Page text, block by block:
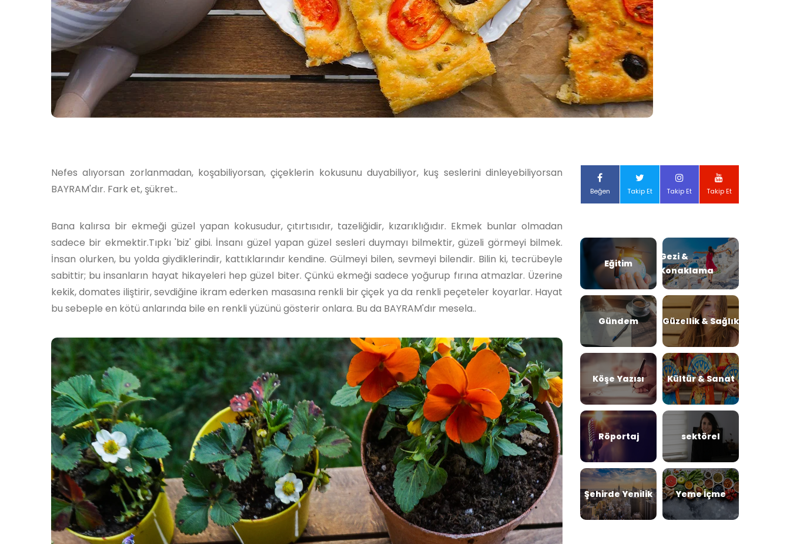
Nefes alıyorsan zorlanmadan, koşabiliyorsan, çiçeklerin kokusunu duyabiliyor, kuş seslerini dinleyebiliyorsan
BAYRAM'dır. Fark et, şükret..
Bana kalırsa bir ekmeği güzel yapan kokusudur, çıtırtısıdır, tazeliğidir, kızarıklığıdır. Ekmek bunlar olmadan
sadece bir ekmektir.Tıpkı 'biz' gibi. İnsanı güzel yapan güzel sesleri duymayı bilmektir, güzeli görmeyi bilmek.
İnsan olurken, bu yolda giydiklerindir, kattıklarındır kendine. Gülmeyi bilen, sevmeyi bilendir. Bilin ki, tecrübeyle
sabittir; bu insanların hayat hikayeleri hep güzel biter. Çünkü ekmeği sadece yoğurup fırına atmazlar. Üzerine
kekik, domates iliştirir, sevdiğine ikram ederken masasına renkli bir çiçek ya da renkli peçeteler koyarlar. Hayat
bu sebeple en kötü anlarında bile en renkli yüzünü gösterir onlara. Bu da BAYRAM'dır mesela..
Beğen Takip Et Takip Et Takip Et
Eğitim
Gezi &
Konaklama
Gündem Güzellik & Sağlık
Köşe Yazısı Kültür & Sanat
Röportaj sektörel
Şehirde Yenilik Yeme İçme